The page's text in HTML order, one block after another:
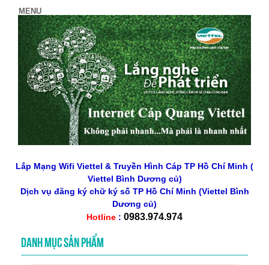
Lắp Mạng Wifi Viettel & Truyền Hình Cáp TP Hồ Chí Minh (
Viettel Bình Dương củ)
Dịch vụ đăng ký chữ ký số TP Hồ Chí Minh (Viettel Bình
Dương củ)
Hotline : 0983.974.974
DANH MỤC SẢN PHẨM